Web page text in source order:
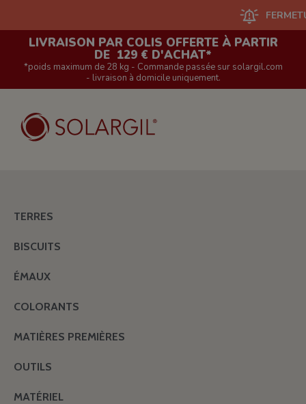
LIVRAISON PAR COLIS OFFERTE À PARTIR
DE 129 € D'ACHAT*
*poids maximum de 28 kg - Commande passée sur solargil.com
- livraison à domicile uniquement.
TERRES
BISCUITS
ÉMAUX
COLORANTS
MATIÈRES PREMIÈRES
OUTILS
MATÉRIEL